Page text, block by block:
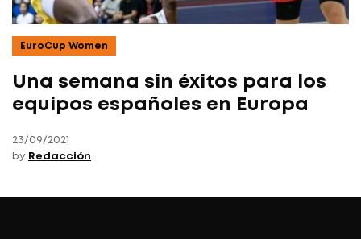
EuroCup Women
Una semana sin éxitos para los
equipos españoles en Europa
23/09/2021
by Redacción